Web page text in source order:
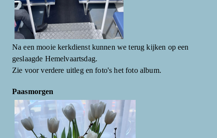
Na een mooie kerkdienst kunnen we terug kijken op een
geslaagde Hemelvaartsdag.
Zie voor verdere uitleg en foto's het foto album.
Paasmorgen